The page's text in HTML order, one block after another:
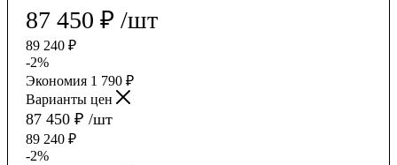
87 450 ₽ /шт
89 240 ₽
-2%
Экономия 1 790 ₽
Варианты цен
87 450 ₽ /шт
89 240 ₽
-2%